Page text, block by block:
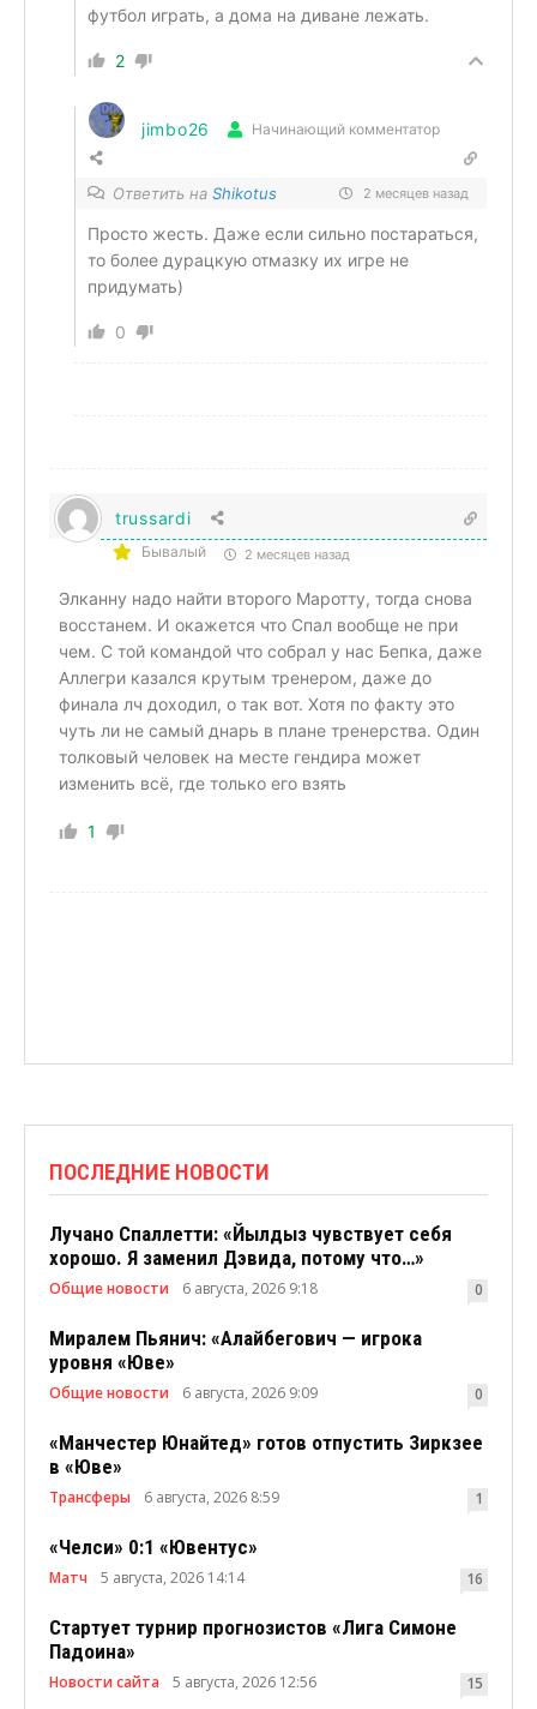
футбол играть, а дома на диване лежать.
2
jimbo26 Начинающий комментатор
Ответить на Shikotus 2 месяцев назад
Просто жесть. Даже если сильно постараться,
то более дурацкую отмазку их игре не
придумать)
0
trussardi
Бывалый 2 месяцев назад
Элканну надо найти второго Маротту, тогда снова
восстанем. И окажется что Спал вообще не при
чем. С той командой что собрал у нас Бепка, даже
Аллегри казался крутым тренером, даже до
финала лч доходил, о так вот. Хотя по факту это
чуть ли не самый днарь в плане тренерства. Один
толковый человек на месте гендира может
изменить всё, где только его взять
1
ПОСЛЕДНИЕ НОВОСТИ
Лучано Спаллетти: «Йылдыз чувствует себя
хорошо. Я заменил Дэвида, потому что…»
Общие новости 6 августа, 2026 9:18 0
Миралем Пьянич: «Алайбегович — игрока
уровня «Юве»
Общие новости 6 августа, 2026 9:09 0
«Манчестер Юнайтед» готов отпустить Зиркзее
в «Юве»
Трансферы 6 августа, 2026 8:59 1
«Челси» 0:1 «Ювентус»
Матч 5 августа, 2026 14:14 16
Стартует турнир прогнозистов «Лига Симоне
Падоина»
Новости сайта 5 августа, 2026 12:56 15